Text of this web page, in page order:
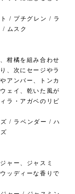
/ プチグレン / ラ
ムスク
柑橘を組み合わせ
、次にセージやラ
アンバー、トンカ
ェイ、乾いた風が
ラ・アガベのリビ
/ ラベンダー / ハ
ャー、ジャスミ
ッディーな香りで